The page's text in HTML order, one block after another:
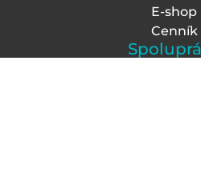
E-shop
Cenník